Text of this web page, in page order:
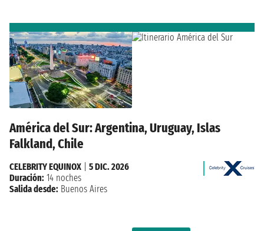
América del Sur: Argentina, Uruguay, Islas
Falkland, Chile
CELEBRITY EQUINOX
5 DIC. 2026
Duración: 14 noches
Salida desde: Buenos Aires